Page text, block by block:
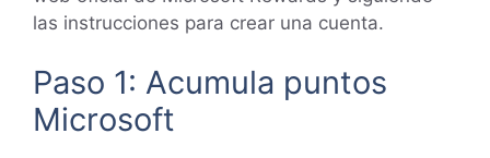
las instrucciones para crear una cuenta.
Paso 1: Acumula puntos
Microsoft